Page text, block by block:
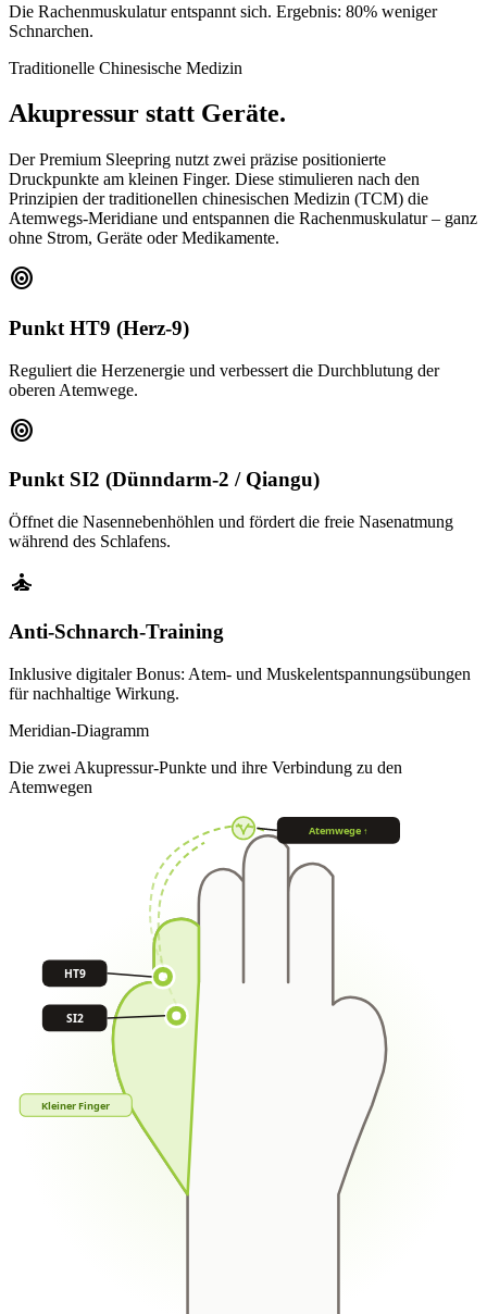
Die Rachenmuskulatur entspannt sich. Ergebnis: 80% weniger
Schnarchen.
Traditionelle Chinesische Medizin
Akupressur statt Geräte.
Der Premium Sleepring nutzt zwei präzise positionierte
Druckpunkte am kleinen Finger. Diese stimulieren nach den
Prinzipien der traditionellen chinesischen Medizin (TCM) die
Atemwegs-Meridiane und entspannen die Rachenmuskulatur – ganz
ohne Strom, Geräte oder Medikamente.
target
Punkt HT9 (Herz-9)
Reguliert die Herzenergie und verbessert die Durchblutung der
oberen Atemwege.
target
Punkt SI2 (Dünndarm-2 / Qiangu)
Öffnet die Nasennebenhöhlen und fördert die freie Nasenatmung
während des Schlafens.
self_improvement
Anti-Schnarch-Training
Inklusive digitaler Bonus: Atem- und Muskelentspannungsübungen
für nachhaltige Wirkung.
Meridian-Diagramm
Die zwei Akupressur-Punkte und ihre Verbindung zu den
Atemwegen
HT9
SI2
Atemwege ↑
Kleiner Finger